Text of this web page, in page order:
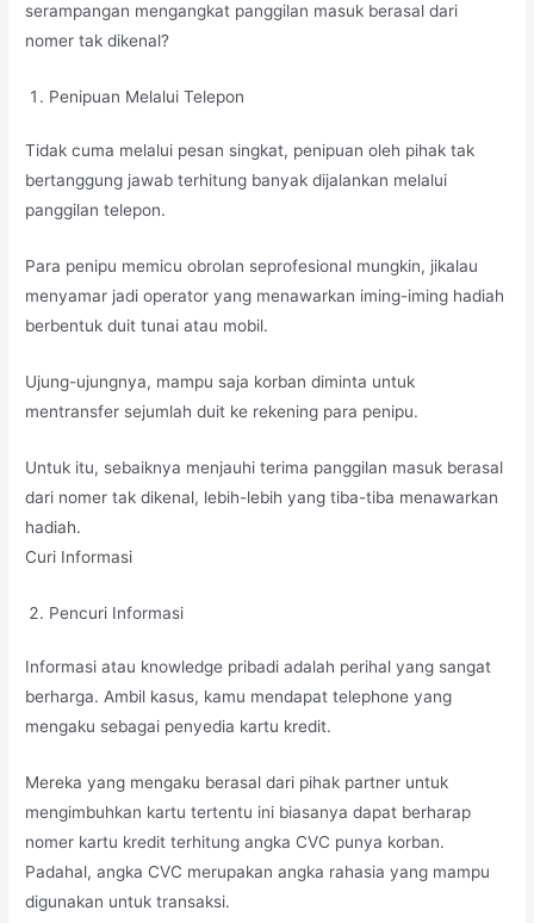
serampangan mengangkat panggilan masuk berasal dari
nomer tak dikenal?
Penipuan Melalui Telepon
Tidak cuma melalui pesan singkat, penipuan oleh pihak tak
bertanggung jawab terhitung banyak dijalankan melalui
panggilan telepon.
Para penipu memicu obrolan seprofesional mungkin, jikalau
menyamar jadi operator yang menawarkan iming-iming hadiah
berbentuk duit tunai atau mobil.
Ujung-ujungnya, mampu saja korban diminta untuk
mentransfer sejumlah duit ke rekening para penipu.
Untuk itu, sebaiknya menjauhi terima panggilan masuk berasal
dari nomer tak dikenal, lebih-lebih yang tiba-tiba menawarkan
hadiah.
Curi Informasi
Pencuri Informasi
Informasi atau knowledge pribadi adalah perihal yang sangat
berharga. Ambil kasus, kamu mendapat telephone yang
mengaku sebagai penyedia kartu kredit.
Mereka yang mengaku berasal dari pihak partner untuk
mengimbuhkan kartu tertentu ini biasanya dapat berharap
nomer kartu kredit terhitung angka CVC punya korban.
Padahal, angka CVC merupakan angka rahasia yang mampu
digunakan untuk transaksi.